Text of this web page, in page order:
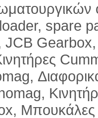
spare
JCB
Μπουκάλες